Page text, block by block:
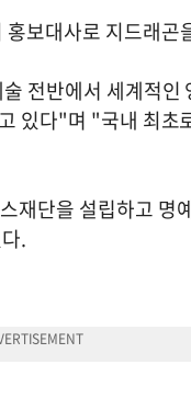
보대사로 지드래곤
전반에서 세계적인
있다"며 "국내 최초
재단을 설립하고 명
.